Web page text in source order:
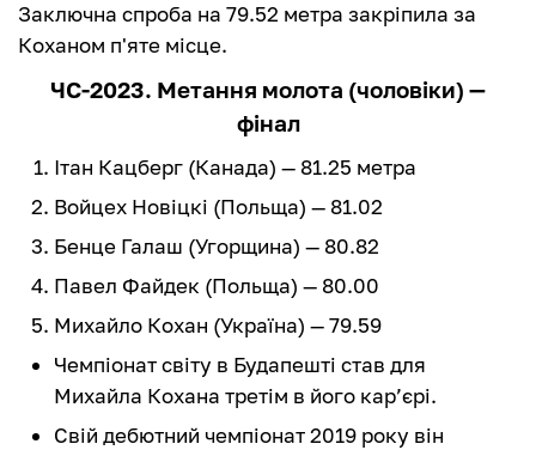
Заключна спроба на 79.52 метра закріпила за
Коханом п'яте місце.
ЧС-2023. Метання молота (чоловіки) —
фінал
Ітан Кацберг (Канада) — 81.25 метра
Войцех Новіцкі (Польща) — 81.02
Бенце Галаш (Угорщина) — 80.82
Павел Файдек (Польща) — 80.00
Михайло Кохан (Україна) — 79.59
Чемпіонат світу в Будапешті став для
Михайла Кохана третім в його кар’єрі.
Свій дебютний чемпіонат 2019 року він